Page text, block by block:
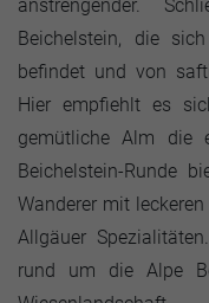
anstrengender.
Beichelstein, die
befindet und von
Hier empfiehlt es
gemütliche Alm die
Beichelstein-Runde
Wanderer mit
Allgäuer
rund um die Alpe